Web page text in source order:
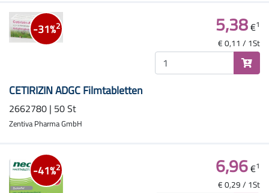
-31%2
CETIRIZIN ADGC Filmtabletten
2662780 | 50 St
Zentiva Pharma GmbH
5,38€1
€ 0,11 / 1St
-41%2 6,96€1
€ 0,29 / 1St